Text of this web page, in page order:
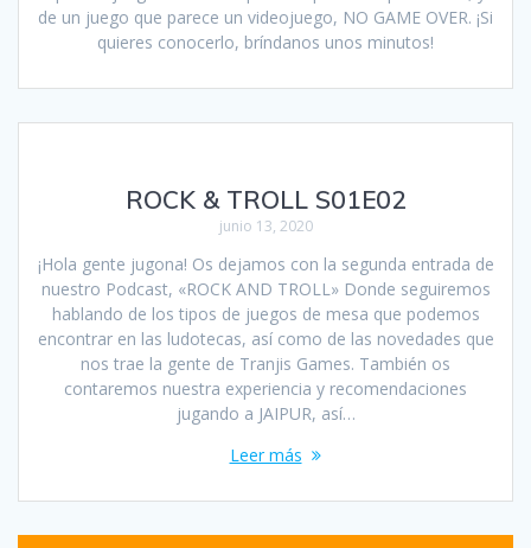
de un juego que parece un videojuego, NO GAME OVER. ¡Si
quieres conocerlo, bríndanos unos minutos!
ROCK & TROLL S01E02
junio 13, 2020
¡Hola gente jugona! Os dejamos con la segunda entrada de
nuestro Podcast, «ROCK AND TROLL» Donde seguiremos
hablando de los tipos de juegos de mesa que podemos
encontrar en las ludotecas, así como de las novedades que
nos trae la gente de Tranjis Games. También os
contaremos nuestra experiencia y recomendaciones
jugando a JAIPUR, así…
Leer más